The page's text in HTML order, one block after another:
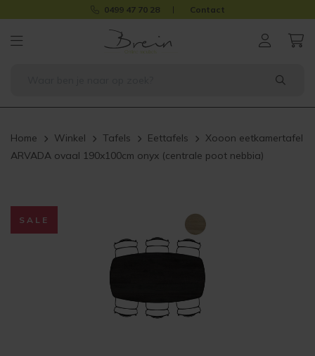
0499 47 70 28 Contact
Home Winkel Tafels Eettafels
Xooon eetkamertafel
ARVADA ovaal 190x100cm onyx (centrale poot nebbia)
SALE